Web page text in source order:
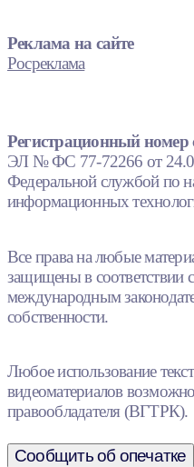
Реклама на сайте
Росреклама
Регистрационный номер
ЭЛ № ФС 77-72266 от
Федеральной службой по
информационных
Все права на любые
защищены в соответствии
международным
собственности.
Любое использование
видеоматериалов
правообладателя (ВГТРК).
Сообщить об опечатке